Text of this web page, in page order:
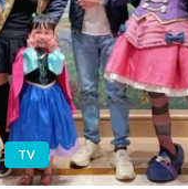
TV